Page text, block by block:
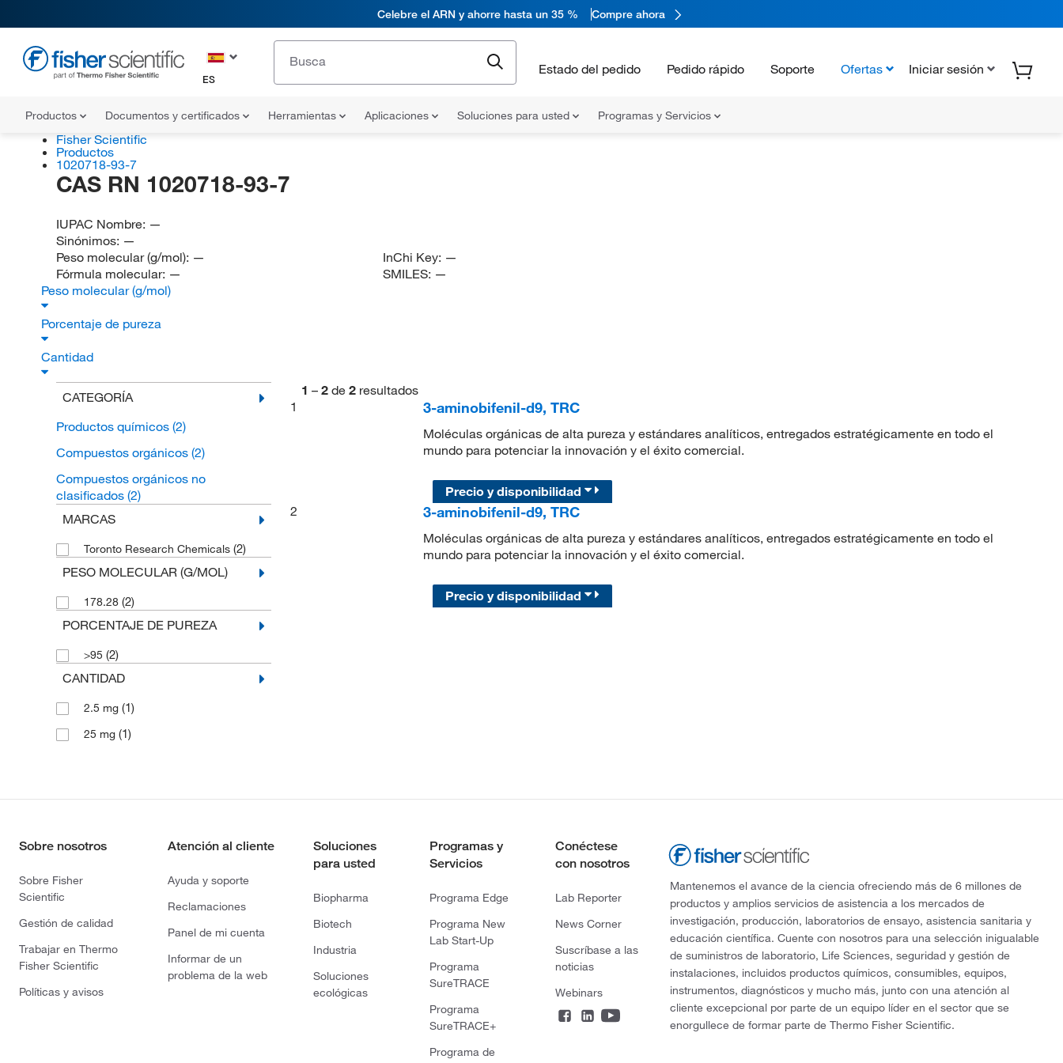
Celebre el ARN y ahorre hasta un 35 % Compre ahora
ES
Estado del pedido Pedido rápido Soporte Ofertas Iniciar sesión
Productos Documentos y certificados Herramientas Aplicaciones Soluciones para usted Programas y Servicios
Fisher Scientific
Productos
1020718-93-7
CAS RN 1020718-93-7
IUPAC Nombre: —
Sinónimos: —
Peso molecular (g/mol): —
Fórmula molecular: —
InChi Key: —
SMILES: —
Peso molecular (g/mol)
Porcentaje de pureza
Cantidad
CATEGORÍA
Productos químicos (2)
Compuestos orgánicos (2)
Compuestos orgánicos no
clasificados (2)
MARCAS
Toronto Research Chemicals (2)
PESO MOLECULAR (G/MOL)
178.28 (2)
PORCENTAJE DE PUREZA
>95 (2)
CANTIDAD
2.5 mg (1)
25 mg (1)
1 – 2 de 2 resultados
1
3-aminobifenil-d9, TRC
Moléculas orgánicas de alta pureza y estándares analíticos, entregados estratégicamente en todo el
mundo para potenciar la innovación y el éxito comercial.
Precio y disponibilidad
2
3-aminobifenil-d9, TRC
Moléculas orgánicas de alta pureza y estándares analíticos, entregados estratégicamente en todo el
mundo para potenciar la innovación y el éxito comercial.
Precio y disponibilidad
Sobre nosotros
Sobre Fisher
Scientific
Gestión de calidad
Trabajar en Thermo
Fisher Scientific
Políticas y avisos
Atención al cliente
Ayuda y soporte
Reclamaciones
Panel de mi cuenta
Informar de un
problema de la web
Soluciones
para usted
Biopharma
Biotech
Industria
Soluciones
ecológicas
Programas y
Servicios
Programa Edge
Programa New
Lab Start-Up
Programa
SureTRACE
Programa
SureTRACE+
Programa de
Conéctese
con nosotros
Lab Reporter
News Corner
Suscríbase a las
noticias
Webinars
Mantenemos el avance de la ciencia ofreciendo más de 6 millones de
productos y amplios servicios de asistencia a los mercados de
investigación, producción, laboratorios de ensayo, asistencia sanitaria y
educación científica. Cuente con nosotros para una selección inigualable
de suministros de laboratorio, Life Sciences, seguridad y gestión de
instalaciones, incluidos productos químicos, consumibles, equipos,
instrumentos, diagnósticos y mucho más, junto con una atención al
cliente excepcional por parte de un equipo líder en el sector que se
enorgullece de formar parte de Thermo Fisher Scientific.